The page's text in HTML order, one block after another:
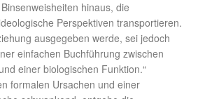
hinaus, die
Perspektiven transportieren.
ausgegeben werde, sei jedoch
einfachen Buchführung zwischen
einer biologischen Funktion.“
formalen Ursachen und einer